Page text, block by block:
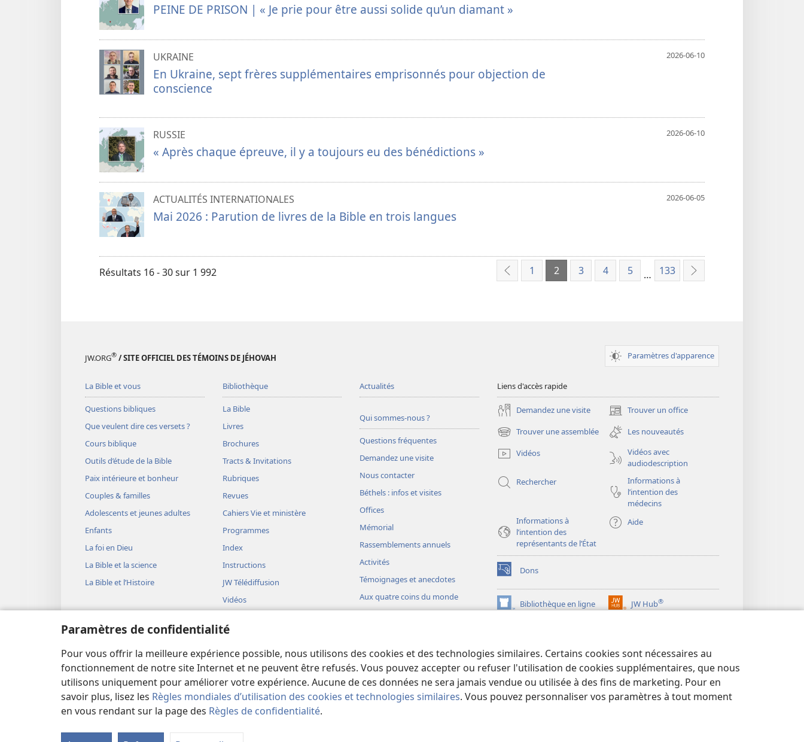
Paramètres de confidentialité
Pour vous offrir la meilleure expérience possible, nous utilisons des cookies et des technologies similaires. Certains cookies sont nécessaires au
fonctionnement de notre site Internet et ne peuvent être refusés. Vous pouvez accepter ou refuser l'utilisation de cookies supplémentaires, que nous
utilisons uniquement pour améliorer votre expérience. Aucune de ces données ne sera jamais vendue ou utilisée à des fins de marketing. Pour en
savoir plus, lisez les Règles mondiales d’utilisation des cookies et technologies similaires. Vous pouvez personnaliser vos paramètres à tout moment
en vous rendant sur la page des Règles de confidentialité.
PEINE DE PRISON | « Je prie pour être aussi solide qu’un diamant »
2026-06-10
UKRAINE
En Ukraine, sept frères supplémentaires emprisonnés pour objection de
conscience
2026-06-10
RUSSIE
« Après chaque épreuve, il y a toujours eu des bénédictions »
2026-06-05
ACTUALITÉS INTERNATIONALES
Mai 2026 : Parution de livres de la Bible en trois langues
Résultats 16 - 30 sur 1 992 Précédent
1 2 3 4 5 … 133 Suivant
JW.ORG® / SITE OFFICIEL DES TÉMOINS DE JÉHOVAH Paramètres d'apparence
La Bible et vous
Questions bibliques
Que veulent dire ces versets ?
Cours biblique
Outils d’étude de la Bible
Paix intérieure et bonheur
Couples & familles
Adolescents et jeunes adultes
Enfants
La foi en Dieu
La Bible et la science
La Bible et l’Histoire
Bibliothèque
La Bible
Livres
Brochures
Tracts & Invitations
Rubriques
Revues
Cahiers Vie et ministère
Programmes
Index
Instructions
JW Télédiffusion
Vidéos
Représentations théâtrales
Lectures bibliques théâtrales
Actualités
Qui sommes-nous ?
Questions fréquentes
Demandez une visite
Nous contacter
Béthels : infos et visites
Offices
Mémorial
Rassemblements annuels
Activités
Témoignages et anecdotes
Aux quatre coins du monde
Liens d'accès rapide
Demandez une visite Trouver un office
(ouvre
une
nouvelle
fenêtre)
Trouver une assemblée
(ouvre
une
nouvelle
Les nouveautés
Vidéos
Vidéos avec
audiodescription
Rechercher
Informations à
l’intention des
médecins
Informations à
l’intention des
représentants de l’État
Aide
Dons
(ouvre
une
nouvelle
fenêtre)
Bibliothèque en ligne
(ouvre
JW Hub®
(ouvre
Copyright © 2026 Watch Tower Bible and Tract Society of Pennsylvania.